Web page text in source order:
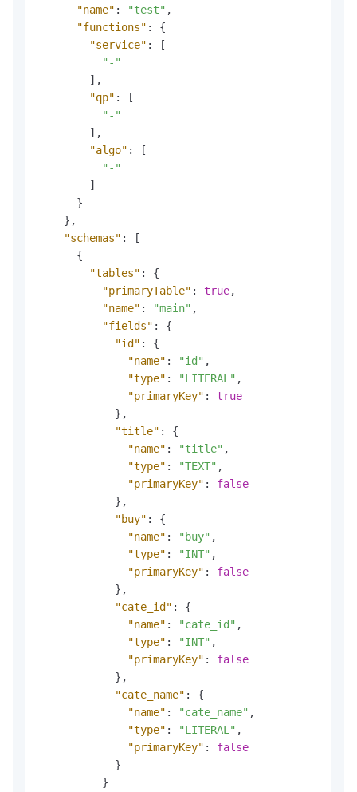
"name" : "test" ,
"functions" :
{
"service" :
[
"-"
] ,
"qp" :
[
"-"
] ,
"algo" :
[
"-"
]
}
} ,
"schemas" :
[
{
"tables" :
{
"primaryTable" : true,
"name" : "main" ,
"fields" :
{
"id" :
{
"name" : "id" ,
"type" : "LITERAL" ,
"primaryKey" :
true
} ,
"title" :
{
"name" : "title" ,
"type" : "TEXT" ,
"primaryKey" :
false
} ,
"buy" :
{
"name" : "buy" ,
"type" : "INT" ,
"primaryKey" :
false
} ,
"cate_id" :
{
"name" : "cate_id" ,
"type" : "INT" ,
"primaryKey" :
false
} ,
"cate_name" :
{
"name" : "cate_name" ,
"type" : "LITERAL" ,
"primaryKey" :
false
}
}